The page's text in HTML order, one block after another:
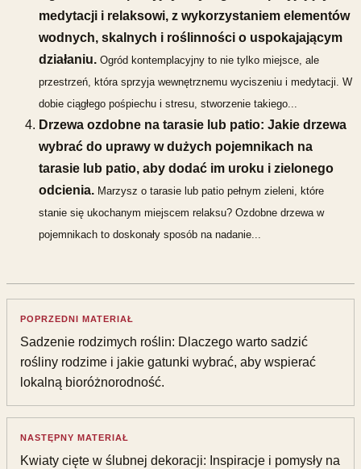
medytacji i relaksowi, z wykorzystaniem elementów
wodnych, skalnych i roślinności o uspokajającym
działaniu. Ogród kontemplacyjny to nie tylko miejsce, ale
przestrzeń, która sprzyja wewnętrznemu wyciszeniu i medytacji. W
dobie ciągłego pośpiechu i stresu, stworzenie takiego...
Drzewa ozdobne na tarasie lub patio: Jakie drzewa
wybrać do uprawy w dużych pojemnikach na
tarasie lub patio, aby dodać im uroku i zielonego
odcienia. Marzysz o tarasie lub patio pełnym zieleni, które
stanie się ukochanym miejscem relaksu? Ozdobne drzewa w
pojemnikach to doskonały sposób na nadanie...
POPRZEDNI MATERIAŁ
Sadzenie rodzimych roślin: Dlaczego warto sadzić
rośliny rodzime i jakie gatunki wybrać, aby wspierać
lokalną bioróżnorodność.
NASTĘPNY MATERIAŁ
Kwiaty cięte w ślubnej dekoracji: Inspiracje i pomysły na